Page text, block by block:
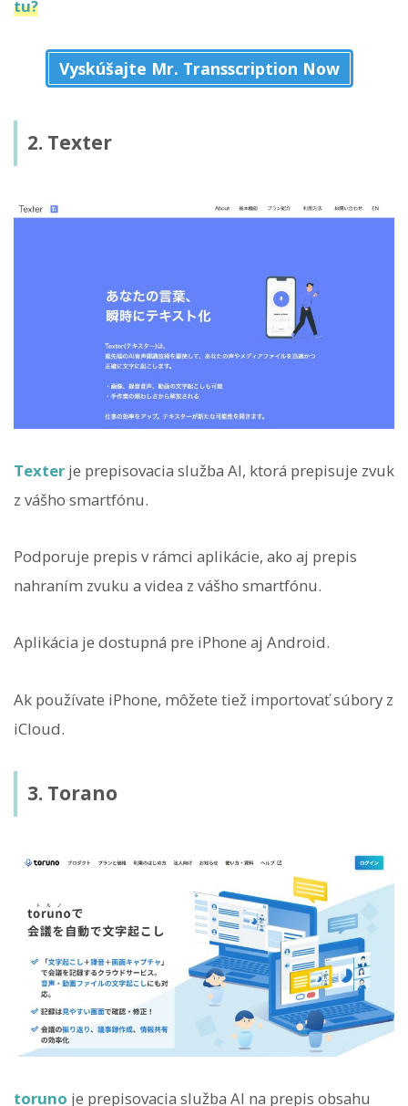
tu?
Vyskúšajte Mr. Transscription Now
2. Texter
Texter je prepisovacia služba AI, ktorá prepisuje zvuk
z vášho smartfónu.
Podporuje prepis v rámci aplikácie, ako aj prepis
nahraním zvuku a videa z vášho smartfónu.
Aplikácia je dostupná pre iPhone aj Android.
Ak používate iPhone, môžete tiež importovať súbory z
iCloud.
3. Torano
toruno je prepisovacia služba AI na prepis obsahu